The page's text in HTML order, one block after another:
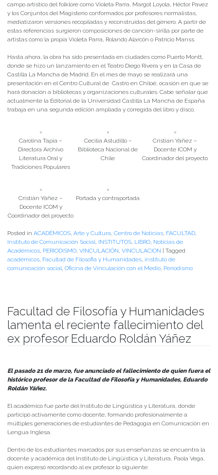
campo artístico del folklore como Violeta Parra, Margot Loyola, Héctor Pavez
y los Conjuntos del Magisterio conformados por profesores normalistas,
mediatizaron versiones recopiladas y reconstruidas del género. A partir de
estas referencias surgieron composiciones de canción-sirilla por parte de
artistas como la propia Violeta Parra, Rolando Alarcón o Patricio Manss.
Hasta ahora, la obra ha sido presentada en ciudades como Puerto Montt,
donde se hizo un lanzamiento en el Teatro Diego Rivera y en la Casa de
Castilla La Mancha de Madrid. En el mes de mayo se realizará una
presentación en el Centro Cultural de Castro en Chiloé, ocasión en que se
hará donación a bibliotecas y organizaciones culturales. Cabe señalar que
actualmente la Editorial de la Universidad Castilla La Mancha de España
trabaja en una segunda edición ampliada y corregida del libro y disco.
Carolina Tapia –
Directora Archivo
Literatura Oral y
Tradiciones Populares
Cecilia Astudillo –
Biblioteca Nacional de
Chile
Cristian Yáñez –
Docente ICOM y
Coordinador del proyecto
Cristián Yáñez –
Docente ICOM y
Coordinador del proyecto
Portada y contraportada
Posted in ACADÉMICOS, Arte y Cultura, Centro de Noticias, FACULTAD,
Instituto de Comunicación Social, INSTITUTOS, LIBRO, Noticias de
Académicos, PERIODISMO, VINCULACIÓN, VINCULACION | Tagged
académicos, Facultad de Filosofia y Humanidades, instituto de
comunicación social, Oficina de Vinculación con el Medio, Periodismo
Facultad de Filosofía y Humanidades
lamenta el reciente fallecimiento del
ex profesor Eduardo Roldán Yáñez
El pasado 21 de marzo, fue anunciado el fallecimiento de quien fuera el
histórico profesor de la Facultad de Filosofía y Humanidades, Eduardo
Roldán Yáñez.
El académico fue parte del Instituto de Lingüística y Literatura, donde
participó activamente como docente, formando profesionalmente a
múltiples generaciones de estudiantes de Pedagogía en Comunicación en
Lengua Inglesa.
Dentro de los estudiantes marcados por sus enseñanzas se encuentra la
docente y académica del Instituto de Lingüística y Literatura, Paola Vega,
quien expresó recordando al ex profesor lo siguiente: